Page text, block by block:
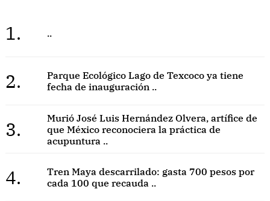
1. ..
2.
Parque Ecológico Lago de Texcoco ya tiene
fecha de inauguración ..
3.
Murió José Luis Hernández Olvera, artífice de
que México reconociera la práctica de
acupuntura ..
4.
Tren Maya descarrilado: gasta 700 pesos por
cada 100 que recauda ..